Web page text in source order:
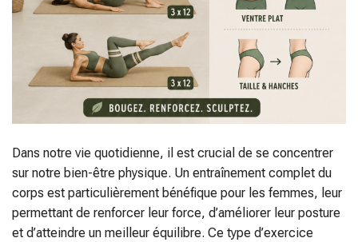
Dans notre vie quotidienne, il est crucial de se concentrer
sur notre bien-être physique. Un entraînement complet du
corps est particulièrement bénéfique pour les femmes, leur
permettant de renforcer leur force, d’améliorer leur posture
et d’atteindre un meilleur équilibre. Ce type d’exercice